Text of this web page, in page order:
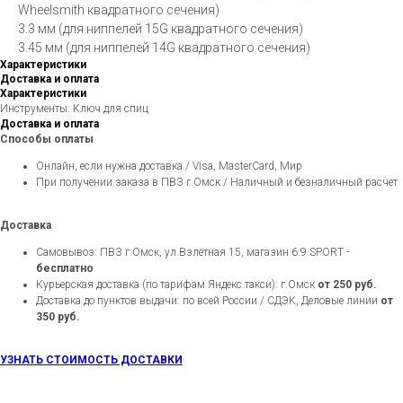
Wheelsmith квадратного сечения)
3.3 мм (для ниппелей 15G квадратного сечения)
3.45 мм (для ниппелей 14G квадратного сечения)
Характеристики
Доставка и оплата
Характеристики
Инструменты: Ключ для спиц
Доставка и оплата
Способы оплаты
Онлайн, если нужна доставка / Visa, MasterCard, Мир
При получении заказа в ПВЗ г.Омск / Наличный и безналичный расчет
Доставка
Самовывоз: ПВЗ г.Омск, ул.Взлётная 15, магазин 6.9 SPORT -
бесплатно
Курьерская доставка (по тарифам Яндекс такси): г.Омск от 250 руб.
Доставка до пунктов выдачи: по всей России / СДЭК, Деловые линии от
350 руб.
УЗНАТЬ СТОИМОСТЬ ДОСТАВКИ